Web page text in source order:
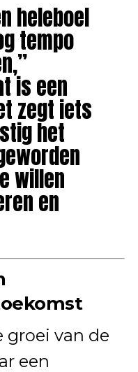
heleboel
tempo
is een
zegt iets
het
willen
en
groei van de
een